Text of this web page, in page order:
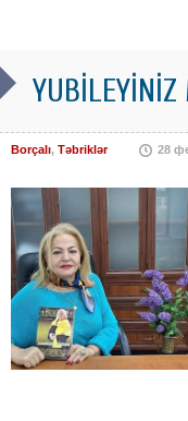
Borçalı, Təbriklər 28